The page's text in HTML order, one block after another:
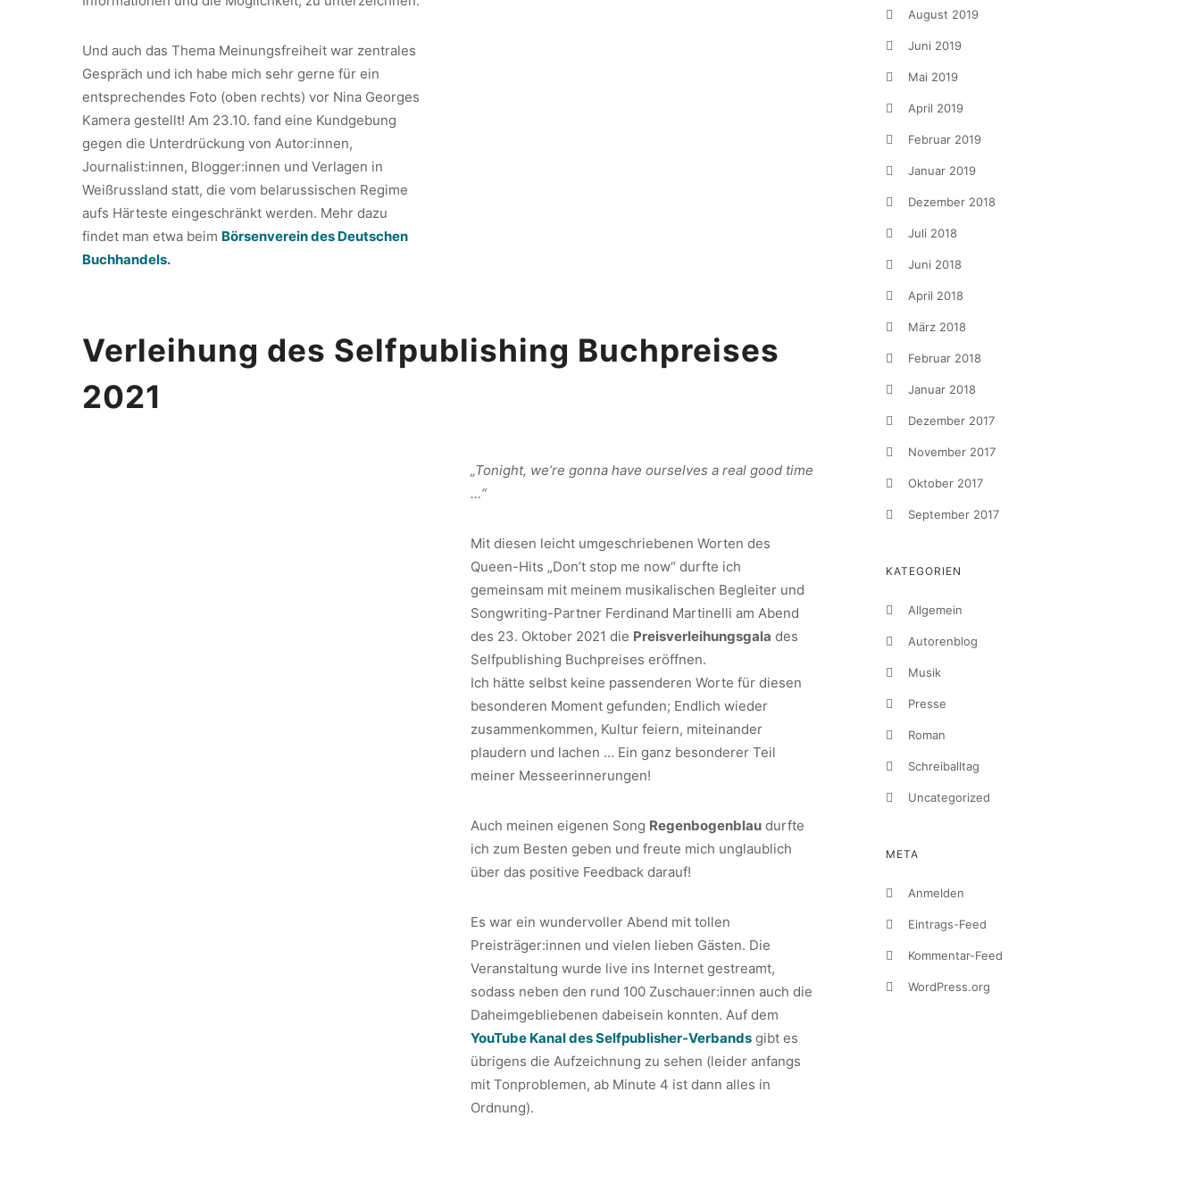
Und auch das Thema Meinungsfreiheit war zentrales
Gespräch und ich habe mich sehr gerne für ein
entsprechendes Foto (oben rechts) vor Nina Georges
Kamera gestellt! Am 23.10. fand eine Kundgebung
gegen die Unterdrückung von Autor:innen,
Journalist:innen, Blogger:innen und Verlagen in
Weißrussland statt, die vom belarussischen Regime
aufs Härteste eingeschränkt werden. Mehr dazu
findet man etwa beim Börsenverein des Deutschen
Buchhandels.
Verleihung des Selfpublishing Buchpreises
2021
„Tonight, we’re gonna have ourselves a real good time
…“
Mit diesen leicht umgeschriebenen Worten des
Queen-Hits „Don’t stop me now“ durfte ich
gemeinsam mit meinem musikalischen Begleiter und
Songwriting-Partner Ferdinand Martinelli am Abend
des 23. Oktober 2021 die Preisverleihungsgala des
Selfpublishing Buchpreises eröffnen.
Ich hätte selbst keine passenderen Worte für diesen
besonderen Moment gefunden; Endlich wieder
zusammenkommen, Kultur feiern, miteinander
plaudern und lachen … Ein ganz besonderer Teil
meiner Messeerinnerungen!
Auch meinen eigenen Song Regenbogenblau durfte
ich zum Besten geben und freute mich unglaublich
über das positive Feedback darauf!
Es war ein wundervoller Abend mit tollen
Preisträger:innen und vielen lieben Gästen. Die
Veranstaltung wurde live ins Internet gestreamt,
sodass neben den rund 100 Zuschauer:innen auch die
Daheimgebliebenen dabeisein konnten. Auf dem
YouTube Kanal des Selfpublisher-Verbands gibt es
übrigens die Aufzeichnung zu sehen (leider anfangs
mit Tonproblemen, ab Minute 4 ist dann alles in
Ordnung).
August 2019
Juni 2019
Mai 2019
April 2019
Februar 2019
Januar 2019
Dezember 2018
Juli 2018
Juni 2018
April 2018
März 2018
Februar 2018
Januar 2018
Dezember 2017
November 2017
Oktober 2017
September 2017
KATEGORIEN
Allgemein
Autorenblog
Musik
Presse
Roman
Schreiballtag
Uncategorized
META
Anmelden
Eintrags-Feed
Kommentar-Feed
WordPress.org